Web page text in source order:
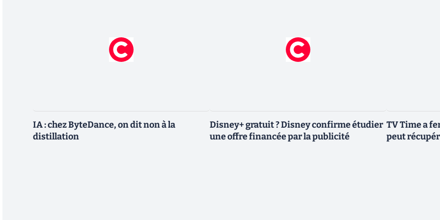
IA : chez ByteDance, on dit non à la
distillation
Disney+ gratuit ? Disney confirme étudier
une offre financée par la publicité
TV Time a
peut